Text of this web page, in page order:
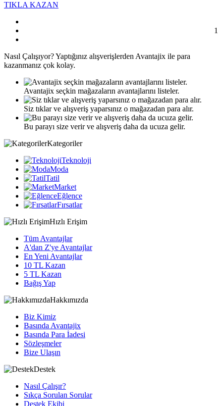
TIKLA KAZAN
1
Nasıl Çalışıyor?Yaptığınız alışverişlerden Avantajix ile para
kazanmanız çok kolay.
Avantajix seçkin mağazaların avantajlarını listeler.
Siz tıklar ve alışveriş yaparsınız o mağazadan para alır.
Bu parayı size verir ve alışveriş daha da ucuza gelir.
Kategoriler
Teknoloji
Moda
Tatil
Market
Eğlence
Fırsatlar
Hızlı Erişim
Tüm Avantajlar
A'dan Z'ye Avantajlar
En Yeni Avantajlar
10 TL Kazan
5 TL Kazan
Bağış Yap
Hakkımızda
Biz Kimiz
Basında Avantajix
Basında Para İadesi
Sözleşmeler
Bize Ulaşın
Destek
Nasıl Çalışır?
Sıkça Sorulan Sorular
Destek Ekibi